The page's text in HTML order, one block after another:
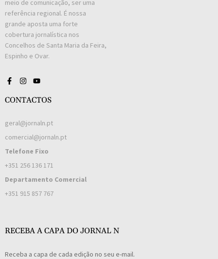
meio de comunicação, ser uma
referência regional. É nossa
grande aposta uma forte
cobertura jornalística nos
Concelhos de Santa Maria da Feira,
Espinho e Ovar.
CONTACTOS
geral@jornaln.pt
comercial@jornaln.pt
Telefone Fixo
+351 256 136 171
Departamento Comercial
+351 915 857 767
RECEBA A CAPA DO JORNAL N
Receba a capa de cada edição no seu e-mail.